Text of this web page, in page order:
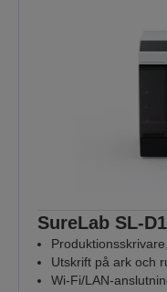
SureLab SL-
Utskrift på ark och
Wi-Fi/LAN-